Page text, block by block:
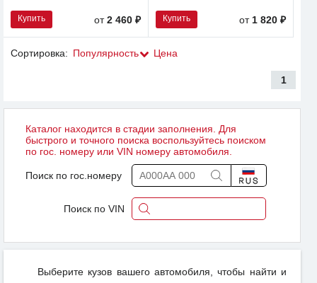
Купить от2 460 ₽ Купить от1 820 ₽
Сортировка: Популярность Цена
1
Каталог находится в стадии заполнения. Для
быстрого и точного поиска воспользуйтесь поиском
по гос. номеру или VIN номеру автомобиля.
Поиск по гос.номеру
Поиск по VIN
Выберите кузов вашего автомобиля, чтобы найти и